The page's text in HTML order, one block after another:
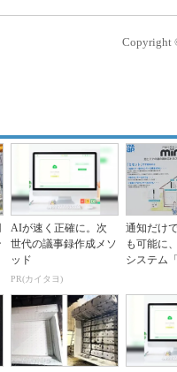
Copyright
AIが速く正確に。次
世代の議事録作成メソ
ッド
PR(カイタヨ)
通知だけ
も可能に
システム